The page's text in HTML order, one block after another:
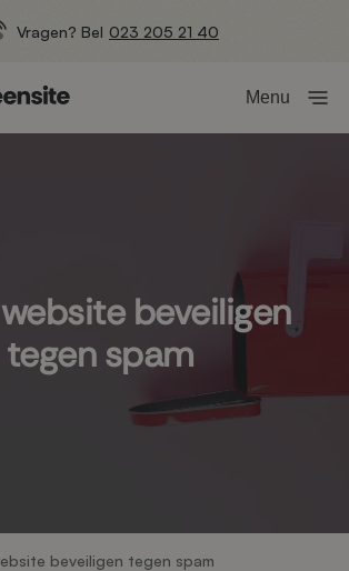
Vragen? Bel 023 205 21 40
Menu
beveiligen
tegen spam
beveiligen tegen spam